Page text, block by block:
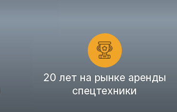
20 лет на рынке аренды
спецтехники